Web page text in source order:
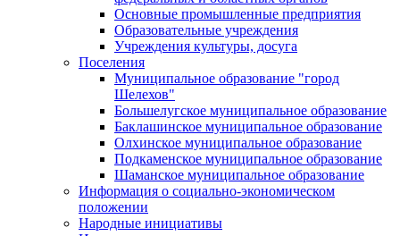
Основные промышленные предприятия
Образовательные учреждения
Учреждения культуры, досуга
Поселения
Муниципальное образование "город
Шелехов"
Большелугское муниципальное образование
Баклашинское муниципальное образование
Олхинское муниципальное образование
Подкаменское муниципальное образование
Шаманское муниципальное образование
Информация о социально-экономическом
положении
Народные инициативы